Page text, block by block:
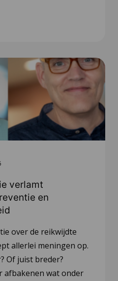
verlamt
en
over de reikwijdte
allerlei meningen op.
Of juist breder?
afbakenen wat onder